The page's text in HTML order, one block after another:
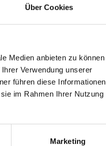
Über Cookies
Medien anbieten zu können
Verwendung unserer
führen diese Informationen
im Rahmen Ihrer Nutzung
Marketing